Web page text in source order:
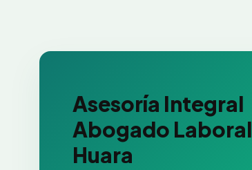
Asesoría Integral
Abogado Laboral
Huara